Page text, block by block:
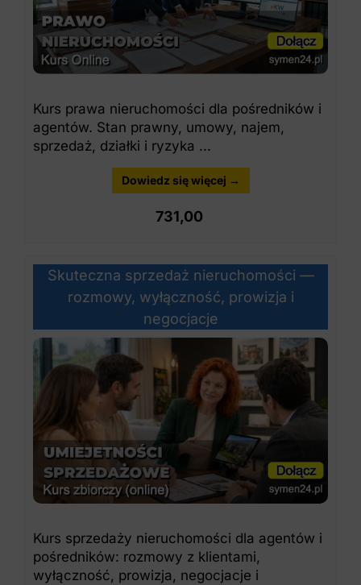
Kurs prawa nieruchomości dla pośredników i
agentów. Stan prawny, umowy, najem,
sprzedaż, działki i ryzyka ...
Dowiedz się więcej →
731,00
Skuteczna sprzedaż nieruchomości —
rozmowy, wyłączność, prowizja i
negocjacje
Kurs sprzedaży nieruchomości dla agentów i
pośredników: rozmowy z klientami,
wyłączność, prowizja, negocjacje i